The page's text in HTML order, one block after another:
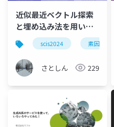
近似最近ベクトル探索
と埋め込み法を用いた
格子に依⁰る素因数分解
法の実装報告
scis2024 素因数分解
さとしん 229